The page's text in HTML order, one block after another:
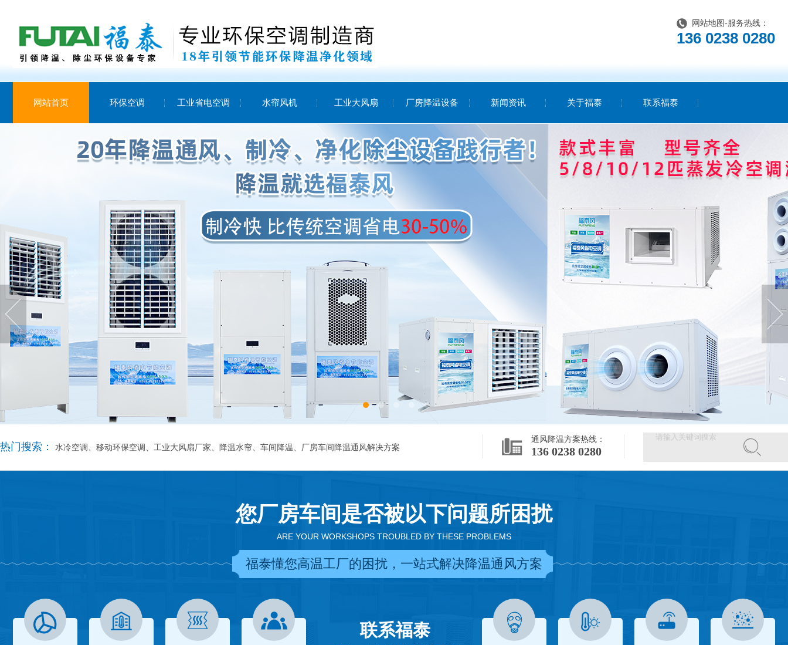
网站地图 -服务热线：
136 0238 0280
网站首页 环保空调 工业省电空调 水帘风机 工业大风扇 厂房降温设备 新闻资讯 关于福泰 联系福泰
热门搜索： 水冷空调、移动环保空调、工业大风扇厂家、降温水帘、车间降温、厂房车间降温通风解决方案
通风降温方案热线：
136 0238 0280
您厂房车间是否被以下问题所困扰
ARE YOUR WORKSHOPS TROUBLED BY THESE PROBLEMS
福泰懂您高温工厂的困扰，一站式解决降温通风方案
联系福泰